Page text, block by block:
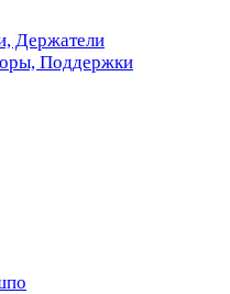
Держатели
Поддержки